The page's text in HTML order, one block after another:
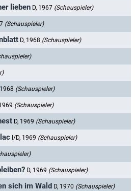
lieben D, 1967 (Schauspieler)
(Schauspieler)
D, 1968 (Schauspieler)
1968 (Schauspieler)
(Schauspieler)
D, 1969 (Schauspieler)
I/D, 1969 (Schauspieler)
D, 1969 (Schauspieler)
sich im Wald D, 1970 (Schauspieler)